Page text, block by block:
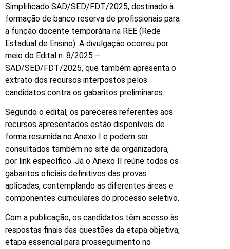
Simplificado SAD/SED/FDT/2025, destinado à
formação de banco reserva de profissionais para
a função docente temporária na REE (Rede
Estadual de Ensino). A divulgação ocorreu por
meio do Edital n. 8/2025 –
SAD/SED/FDT/2025, que também apresenta o
extrato dos recursos interpostos pelos
candidatos contra os gabaritos preliminares.
Segundo o edital, os pareceres referentes aos
recursos apresentados estão disponíveis de
forma resumida no Anexo I e podem ser
consultados também no site da organizadora,
por link específico. Já o Anexo II reúne todos os
gabaritos oficiais definitivos das provas
aplicadas, contemplando as diferentes áreas e
componentes curriculares do processo seletivo.
Com a publicação, os candidatos têm acesso às
respostas finais das questões da etapa objetiva,
etapa essencial para prosseguimento no